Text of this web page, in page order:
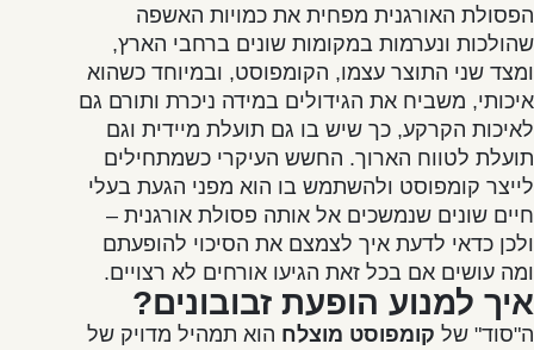
הפסולת האורגנית מפחית את כמויות האשפה
שהולכות ונערמות במקומות שונים ברחבי הארץ,
ומצד שני התוצר עצמו, הקומפוסט, ובמיוחד כשהוא
איכותי, משביח את הגידולים במידה ניכרת ותורם גם
לאיכות הקרקע, כך שיש בו גם תועלת מיידית וגם
תועלת לטווח הארוך. החשש העיקרי כשמתחילים
לייצר קומפוסט ולהשתמש בו הוא מפני הגעת בעלי
חיים שונים שנמשכים אל אותה פסולת אורגנית –
ולכן כדאי לדעת איך לצמצם את הסיכוי להופעתם
ומה עושים אם בכל זאת הגיעו אורחים לא רצויים.
איך למנוע הופעת זבובונים?
ה"סוד" של קומפוסט מוצלח הוא תמהיל מדויק של